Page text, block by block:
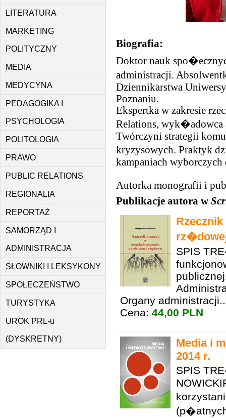
LITERATURA
MARKETING
POLITYCZNY
MEDIA
MEDYCYNA
PEDAGOGIKA I
PSYCHOLOGIA
POLITOLOGIA
PRAWO
PUBLIC RELATIONS
REGIONALIA
REPORTAŻ
SAMORZĄD I
ADMINISTRACJA
SŁOWNIKI I LEKSYKONY
SPOŁECZEŃSTWO
TURYSTYKA
UROK PRL-u
(DYSKRETNY)
Biografia:
Doktor nauk
administracji.
Dziennikarstwa
Poznaniu.
Ekspertka w zakresie
Relations, wyk�adowca
Twórczyni strategii
kryzysowych. Praktyk
kampaniach wyborczych
Autorka monografii i
Publikacje autora w
SPIS
Organy
Cena: 44,00 PLN
Media i
2014 r.
SPIS